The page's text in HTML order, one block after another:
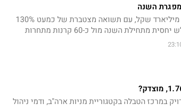
השנה
קרן מניות ענקית בהיקף של כמעט 2.7 מיליארד שקל, עם תשואה מצטברת של כמעט 130%
השנה מול כ-60 קרנות מתחרות
כמעט מדויק במרכז הטבלה בקטגוריית מניות ארה"ב, ודמי ניהול